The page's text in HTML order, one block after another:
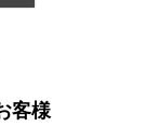
客様